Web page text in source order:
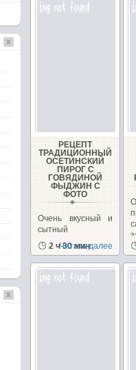
РЕЦЕПТ
ТРАДИЦИОННЫЙ
ОСЕТИНСКИЙ
ПИРОГ С
ГОВЯДИНОЙ
ФЫДЖИН С
ФОТО
Очень вкусный и
сытный
осетинский пирог
станет домашней
традицией!
2 ч 30 мин
Читать далее